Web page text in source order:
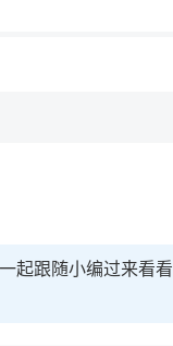
起跟随小编过来看看